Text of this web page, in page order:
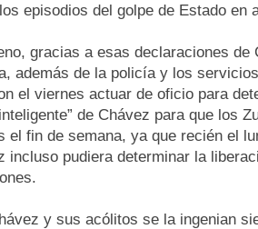
episodios del golpe de Estado en
gracias a esas declaraciones
además de la policía y los
el viernes actuar de oficio para
de Chávez para que los
el fin de semana, ya que recién el
incluso pudiera determinar la
y sus acólitos se la ingenian